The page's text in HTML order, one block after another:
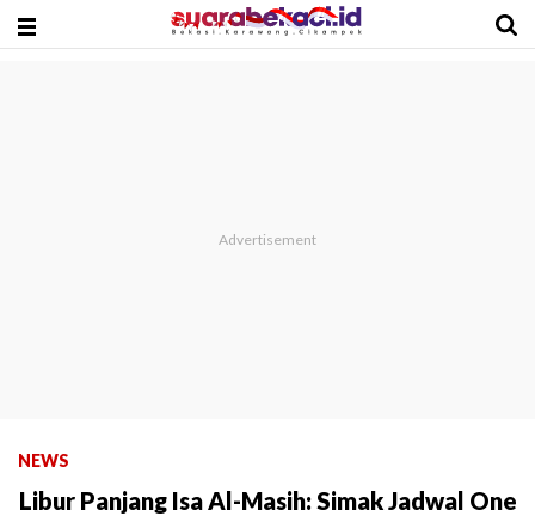
NEWS
Libur Panjang Isa Al-Masih: Simak Jadwal One